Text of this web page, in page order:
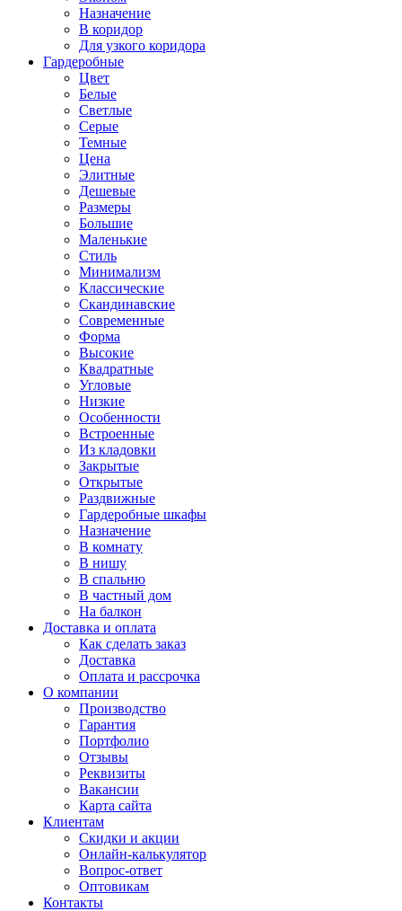
Назначение
В коридор
Для узкого коридора
Гардеробные
Цвет
Белые
Светлые
Серые
Темные
Цена
Элитные
Дешевые
Размеры
Большие
Маленькие
Стиль
Минимализм
Классические
Скандинавские
Современные
Форма
Высокие
Квадратные
Угловые
Низкие
Особенности
Встроенные
Из кладовки
Закрытые
Открытые
Раздвижные
Гардеробные шкафы
Назначение
В комнату
В нишу
В спальню
В частный дом
На балкон
Доставка и оплата
Как сделать заказ
Доставка
Оплата и рассрочка
О компании
Производство
Гарантия
Портфолио
Отзывы
Реквизиты
Вакансии
Карта сайта
Клиентам
Скидки и акции
Онлайн-калькулятор
Вопрос-ответ
Оптовикам
Контакты